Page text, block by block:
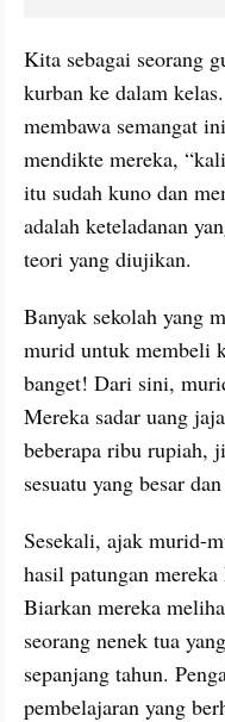
Kita sebagai seorang
kurban ke dalam
membawa semangat
mendikte mereka,
itu sudah kuno dan
adalah keteladanan
teori yang diujikan.
Banyak sekolah yang
murid untuk membeli
banget! Dari sini,
Mereka sadar uang
beberapa ribu rupiah,
sesuatu yang besar
Sesekali, ajak murid-
hasil patungan
Biarkan mereka
seorang nenek tua
sepanjang tahun.
pembelajaran yang